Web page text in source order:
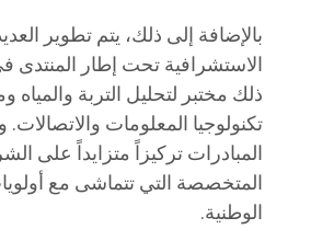
بالإضافة إلى ذلك، يتم تطوير
الاستشرافية تحت إطار المنتدى
ذلك مختبر لتحليل التربة
تكنولوجيا المعلومات
المبادرات تركيزاً متزايداً على
المتخصصة التي تتماشى مع
الوطنية.